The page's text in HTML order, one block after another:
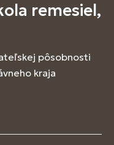
remesiel,
pôsobnosti
kraja